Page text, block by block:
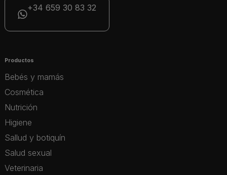
+34 659 30 83 32
Productos
Bebés y mamás
Cosmética
Nutrición
Higiene
Sallud y botiquín
Salud sexual
Veterinaria